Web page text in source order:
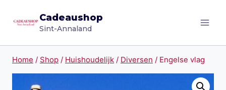
naar
Cadeaushop
Sint-Annaland
Home / Shop / Huishoudelijk / Diversen / Engelse vlag